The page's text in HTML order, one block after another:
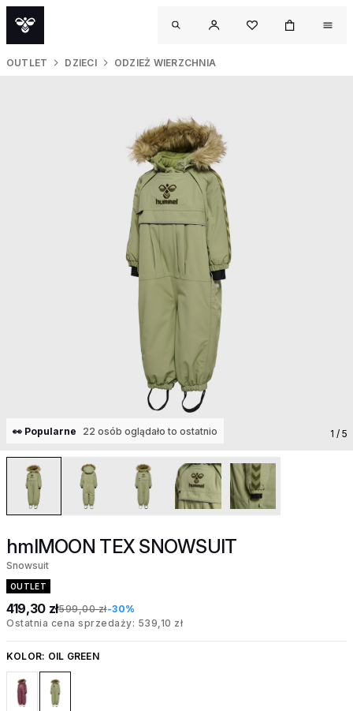
OUTLET DZIECI ODZIEŻ WIERZCHNIA
👀 Popularne 22 osób oglądało to ostatnio 1 / 5
hmlMOON TEX SNOWSUIT
Snowsuit
OUTLET
419,30 zł599,00 zł-30%
Ostatnia cena sprzedaży: 539,10 zł
KOLOR: OIL GREEN